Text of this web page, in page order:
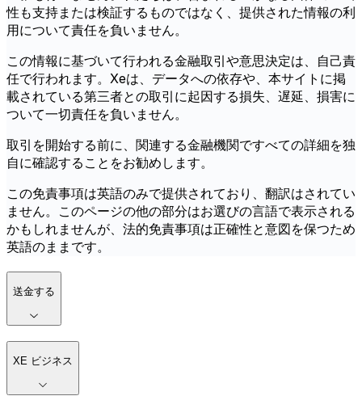
性も支持または検証するものではなく、提供された情報の利
用について責任を負いません。
この情報に基づいて行われる金融取引や意思決定は、自己責
任で行われます。Xeは、データへの依存や、本サイトに掲
載されている第三者との取引に起因する損失、遅延、損害に
ついて一切責任を負いません。
取引を開始する前に、関連する金融機関ですべての詳細を独
自に確認することをお勧めします。
この免責事項は英語のみで提供されており、翻訳はされてい
ません。このページの他の部分はお選びの言語で表示される
かもしれませんが、法的免責事項は正確性と意図を保つため
英語のままです。
送金する
XE ビジネス